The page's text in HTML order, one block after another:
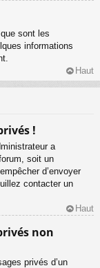
sont les
informations
Haut
!
a
soit un
d’envoyer
contacter un
Haut
non
privés d’un